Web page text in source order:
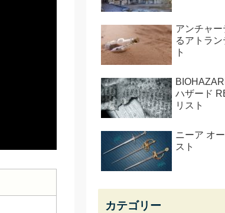
アンチャ
るアトラ
ト
ハザード
リスト
ニーア オ
スト
カテゴリー